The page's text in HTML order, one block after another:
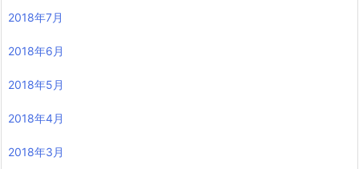
2018年7月
2018年6月
2018年5月
2018年4月
2018年3月